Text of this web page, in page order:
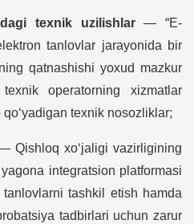
texnik uzilishlar— “E-
tanlovlar jarayonida bir
qatnashishi yoxud mazkur
operatorning xizmatlar
texnik nosozliklar;
Qishloq xo‘jaligi vazirligining
integratsion platformasi
tashkil etish hamda
tadbirlari uchun zarur